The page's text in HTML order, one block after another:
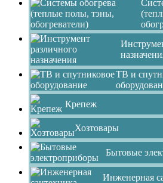
ТВ и
Крепеж
Хозтовары
Бытовые
Инженерная